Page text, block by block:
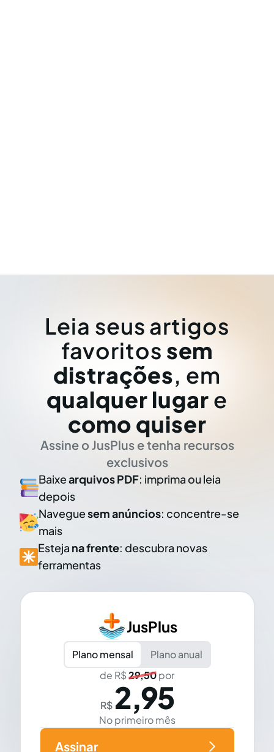
Leia seus artigos
favoritos sem
distrações, em
qualquer lugar e
como quiser
Assine o JusPlus e tenha recursos
exclusivos
Baixearquivos PDF: imprima ou leia
depois
Naveguesem anúncios: concentre-se
mais
Esteja na frente: descubra novas
ferramentas
JusPlus
Plano mensal
Plano anual
de R$29,50por
R$ 2,95
No primeiro mês
Assinar